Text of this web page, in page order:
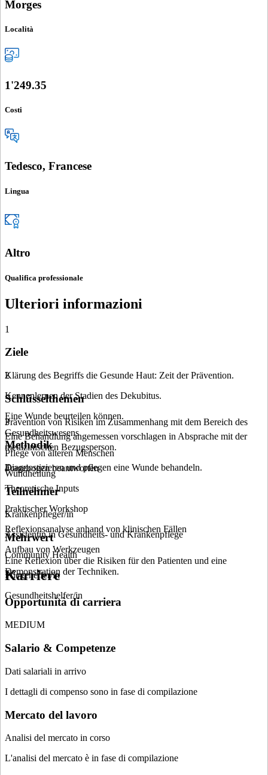
Morges
Località
1'249.35
Costi
Tedesco, Francese
Lingua
Altro
Qualifica professionale
Ulteriori informazioni
1
Ziele
Klärung des Begriffs die Gesunde Haut: Zeit der Prävention.
Kennenlernen der Stadien des Dekubitus.
Eine Wunde beurteilen können.
Eine Behandlung angemessen vorschlagen in Absprache mit der
medizinischen Bezugsperson.
Diagnostizieren und pflegen eine Wunde behandeln.
2
Schlüsselthemen
Prävention von Risiken im Zusammenhang mit dem Bereich des
Gesundheitswesens
Pflege von älteren Menschen
Wundheilung
3
Methodik
Fragebogen beantworten
Theoretische Inputs
Praktischer Workshop
Reflexionsanalyse anhand von klinischen Fällen
Aufbau von Werkzeugen
4
Teilnehmer
Krankenpfleger/in
Assistentin in Gesundheits- und Krankenpflege
Community Health
Pflegehelfer/in
Gesundheitshelfer/in
5
Mehrwert
Eine Reflexion über die Risiken für den Patienten und eine
Demonstration der Techniken.
Karriere
Opportunità di carriera
MEDIUM
Salario & Competenze
Dati salariali in arrivo
I dettagli di compenso sono in fase di compilazione
Mercato del lavoro
Analisi del mercato in corso
L'analisi del mercato è in fase di compilazione